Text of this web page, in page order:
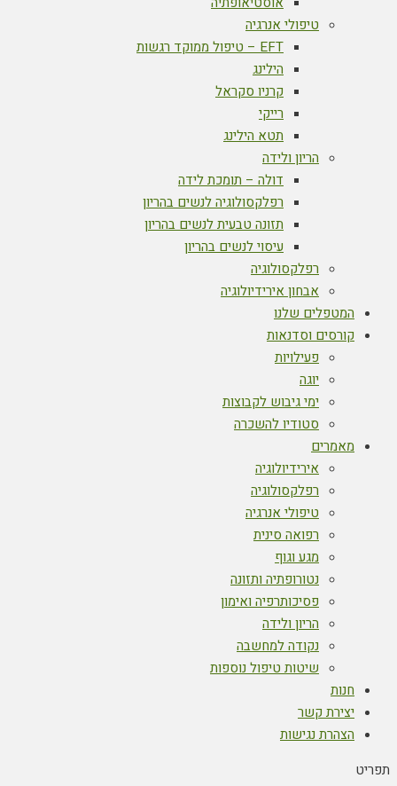
טיפולי אנרגיה
EFT – טיפול ממוקד רגשות
הילינג
קרניו סקראל
רייקי
תטא הילינג
הריון ולידה
דולה – תומכת לידה
רפלקסולוגיה לנשים בהריון
תזונה טבעית לנשים בהריון
עיסוי לנשים בהריון
רפלקסולוגיה
אבחון אירידיולוגיה
המטפלים שלנו
קורסים וסדנאות
פעילויות
יוגה
ימי גיבוש לקבוצות
סטודיו להשכרה
מאמרים
אירידיולוגיה
רפלקסולוגיה
טיפולי אנרגיה
רפואה סינית
מגע וגוף
נטורופתיה ותזונה
פסיכותרפיה ואימון
הריון ולידה
נקודה למחשבה
שיטות טיפול נוספות
חנות
יצירת קשר
הצהרת נגישות
תפריט